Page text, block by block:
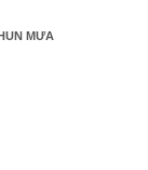
MƯA